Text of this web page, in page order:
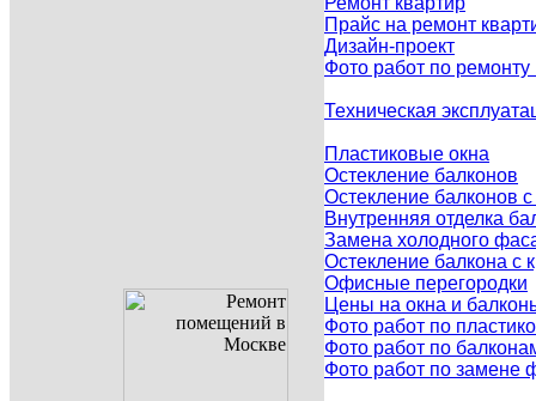
Прайс на ремонт
Дизайн-проект
Фото работ по ремонту
Техническая
Пластиковые окна
Остекление балконов
Остекление балконов
Внутренняя отделка
Замена холодного
Остекление балкона с
Офисные перегородки
Цены на окна и
Фото работ по
Фото работ по
Фото работ по замене